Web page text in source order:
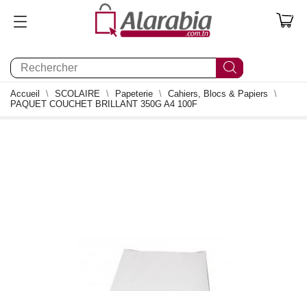
0
Accueil SCOLAIRE Papeterie
Cahiers, Blocs & Papiers
PAQUET COUCHET BRILLANT 350G A4 100F